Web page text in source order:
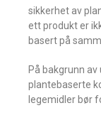
sikkerhet av
ett produkt er
basert på
På bakgrunn
plantebaserte
legemidler bør